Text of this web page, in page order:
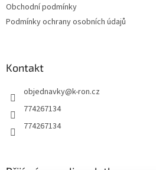
Obchodní podmínky
Podmínky ochrany osobních údajů
Kontakt
objednavky@k-ron.cz
774267134
774267134